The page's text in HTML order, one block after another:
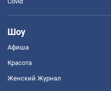
Шоу
Афиша
Красота
Женский Журнал